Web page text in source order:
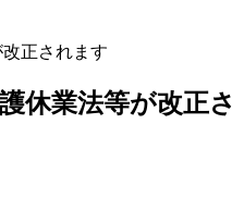
改正されます
休業法等が改正